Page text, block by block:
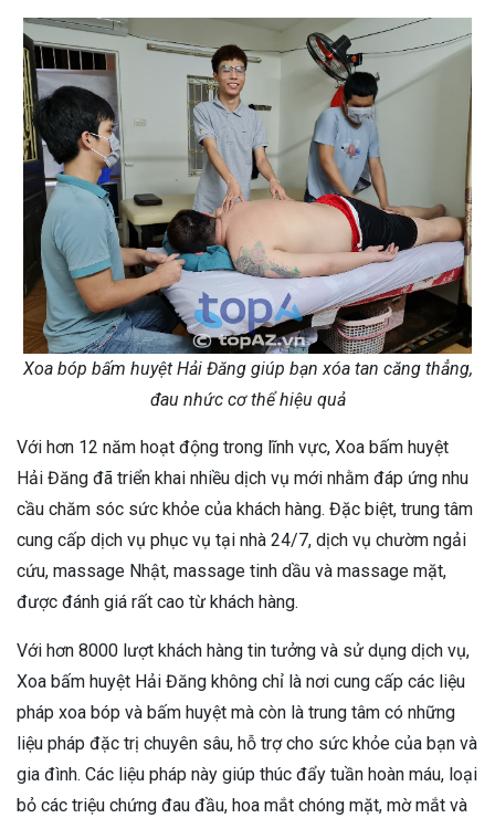
Xoa bóp bấm huyệt Hải Đăng giúp bạn xóa tan căng thẳng,
đau nhức cơ thể hiệu quả
Với hơn 12 năm hoạt động trong lĩnh vực, Xoa bấm huyệt
Hải Đăng đã triển khai nhiều dịch vụ mới nhằm đáp ứng nhu
cầu chăm sóc sức khỏe của khách hàng. Đặc biệt, trung tâm
cung cấp dịch vụ phục vụ tại nhà 24/7, dịch vụ chườm ngải
cứu, massage Nhật, massage tinh dầu và massage mặt,
được đánh giá rất cao từ khách hàng.
Với hơn 8000 lượt khách hàng tin tưởng và sử dụng dịch vụ,
Xoa bấm huyệt Hải Đăng không chỉ là nơi cung cấp các liệu
pháp xoa bóp và bấm huyệt mà còn là trung tâm có những
liệu pháp đặc trị chuyên sâu, hỗ trợ cho sức khỏe của bạn và
gia đình. Các liệu pháp này giúp thúc đẩy tuần hoàn máu, loại
bỏ các triệu chứng đau đầu, hoa mắt chóng mặt, mờ mắt và